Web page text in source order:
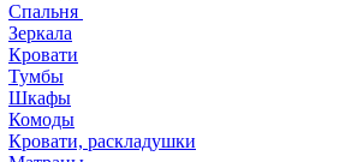
Спальня
Зеркала
Кровати
Тумбы
Шкафы
Комоды
Кровати, раскладушки